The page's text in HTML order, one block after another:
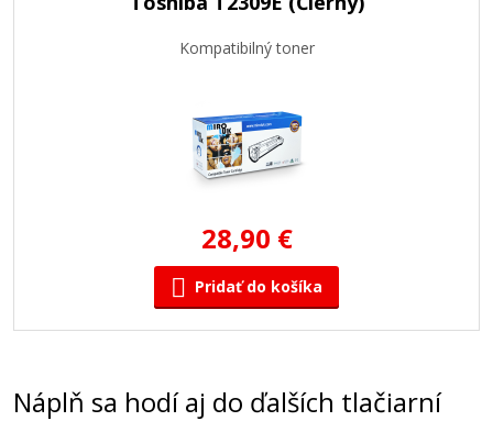
Kompatibilný toner
28,90 €
Pridať do košíka
Náplň sa hodí aj do ďalších tlačiarní